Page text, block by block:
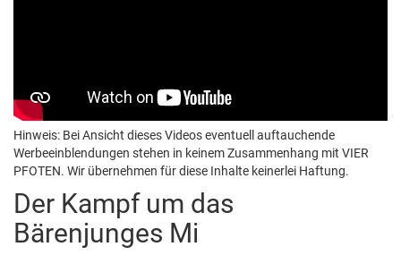
Hinweis: Bei Ansicht dieses Videos eventuell auftauchende
Werbeeinblendungen stehen in keinem Zusammenhang mit VIER
PFOTEN. Wir übernehmen für diese Inhalte keinerlei Haftung.
Der Kampf um das
Bärenjunges Mi